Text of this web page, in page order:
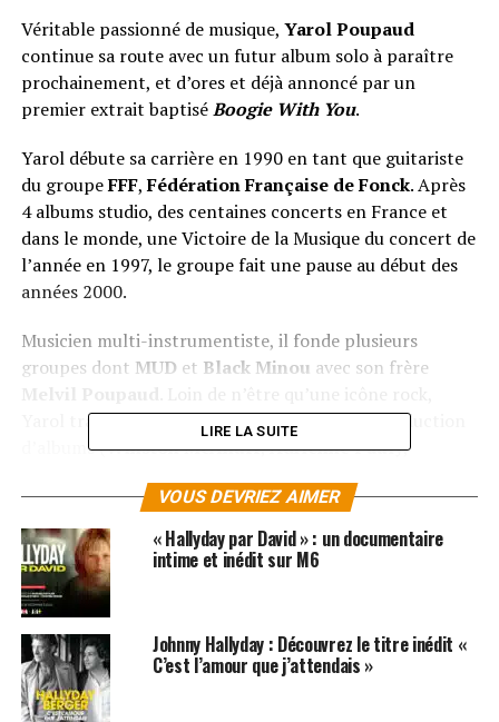
Véritable passionné de musique, Yarol Poupaud
continue sa route avec un futur album solo à paraître
prochainement, et d’ores et déjà annoncé par un
premier extrait baptiséBoogie With You.
Yarol débute sa carrière en 1990 en tant que guitariste
du groupeFFF,Fédération Française de Fonck. Après
4 albums studio, des centaines concerts en France et
dans le monde, une Victoire de la Musique du concert de
l’année en 1997, le groupe fait une pause au début des
années 2000.
Musicien multi-instrumentiste, il fonde plusieurs
groupes dont MUD et Black Minou avec son frère
Yarol travaille également à la réalisation et production
d’albums (Winston McAnuff,Adrienne Pauly,
Philippe Manœuvre au Gibus, soirées qui fédèrent toute
une jeune scène rock parisienne. Il compose également
des morceaux pour des bandes originales de films, dont
Bus Palladium de
vaudra d’être nommé aux Césars en 2011, dans la
catégorie meilleure musique de film. En 2012, Yarol
devient guitariste et directeur musical deJohnny
Hallyday.
LIRE LA SUITE
VOUS DEVRIEZ AIMER
« Hallyday par David » : un documentaire
intime et inédit sur M6
Johnny Hallyday : Découvrez le titre inédit «
C’est l’amour que j’attendais »